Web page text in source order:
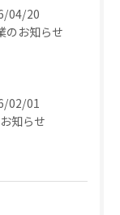
04/20
のお知らせ
02/01
知らせ